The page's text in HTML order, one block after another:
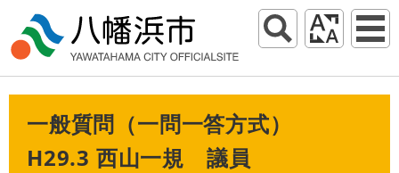
一般質問（一問一答方式）
H29.3 西山一規 議員